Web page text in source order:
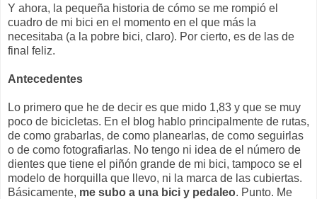
Y ahora, la pequeña historia de cómo se me rompió el
cuadro de mi bici en el momento en el que más la
necesitaba (a la pobre bici, claro). Por cierto, es de las de
final feliz.
Antecedentes
Lo primero que he de decir es que mido 1,83 y que se muy
poco de bicicletas. En el blog hablo principalmente de rutas,
de como grabarlas, de como planearlas, de como seguirlas
o de como fotografiarlas. No tengo ni idea de el número de
dientes que tiene el piñón grande de mi bici, tampoco se el
modelo de horquilla que llevo, ni la marca de las cubiertas.
Básicamente, me subo a una bici y pedaleo. Punto. Me